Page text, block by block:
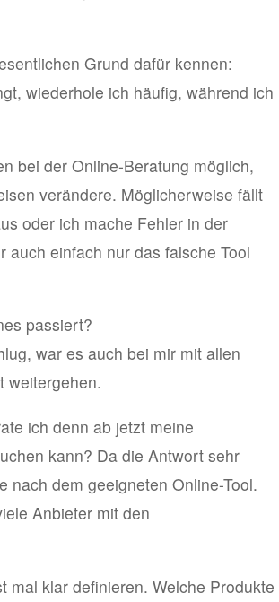
Grund dafür kennen:
wiederhole ich häufig, während ich
bei der Online-Beratung möglich,
verändere. Möglicherweise fällt
oder ich mache Fehler in der
auch einfach nur das falsche Tool
passiert?
war es auch bei mir mit allen
weitergehen.
ich denn ab jetzt meine
kann? Da die Antwort sehr
nach dem geeigneten Online-Tool.
Anbieter mit den
mal klar definieren. Welche Produkte